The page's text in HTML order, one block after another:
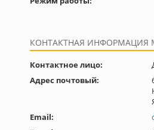
КОНТАКТНАЯ ИНФОРМАЦИЯ
Контактное лицо:
Адрес почтовый:
Email: